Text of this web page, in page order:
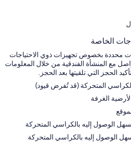
الخاصة
محددة بخصوص تجهيزات ذوي الاحتياجات
مع المنشأة الفندقية من خلال المعلومات
الحجز التي تلقيتها بعد الحجز.
المتحركة (قد تُفرض قيود)
الغرفة
الوصول إليه بالكراسي المتحركة
الوصول إليه بالكراسي المتحركة